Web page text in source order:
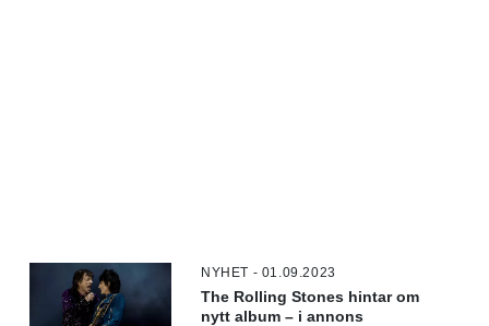
NYHET - 01.09.2023
The Rolling Stones hintar om
nytt album – i annons